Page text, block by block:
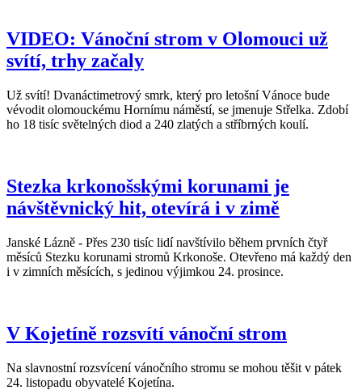
VIDEO: Vánoční strom v Olomouci už
svítí, trhy začaly
Už svítí! Dvanáctimetrový smrk, který pro letošní Vánoce bude
vévodit olomouckému Hornímu náměstí, se jmenuje Střelka. Zdobí
ho 18 tisíc světelných diod a 240 zlatých a stříbrných koulí.
Stezka krkonošskými korunami je
návštěvnický hit, otevírá i v zimě
Janské Lázně - Přes 230 tisíc lidí navštívilo během prvních čtyř
měsíců Stezku korunami stromů Krkonoše. Otevřeno má každý den
i v zimních měsících, s jedinou výjimkou 24. prosince.
V Kojetíně rozsvítí vánoční strom
Na slavnostní rozsvícení vánočního stromu se mohou těšit v pátek
24. listopadu obyvatelé Kojetína.